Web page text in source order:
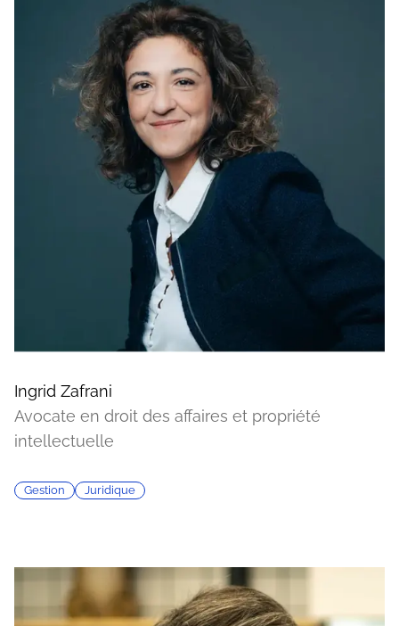
Ingrid Zafrani
Avocate en droit des affaires et propriété
intellectuelle
Gestion Juridique